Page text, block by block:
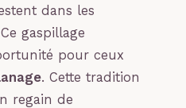
dans les
gaspillage
pour ceux
. Cette tradition
regain de